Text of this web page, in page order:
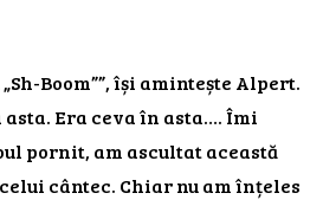
Boom””, își amintește Alpert.
Era ceva în asta…. Îmi
pornit, am ascultat această
cântec. Chiar nu am înțeles